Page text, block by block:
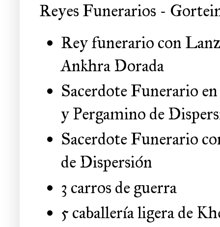
Reyes Funerarios -
Rey funerario con
Ankhra Dorada
Sacerdote Funerario
y Pergamino de
Sacerdote Funerario
de Dispersión
3 carros de guerra
5 caballería ligera de